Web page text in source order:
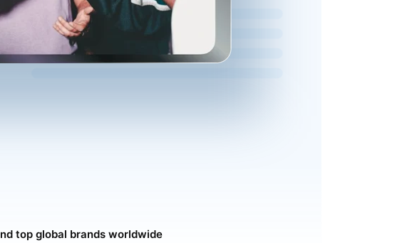
top global brands worldwide